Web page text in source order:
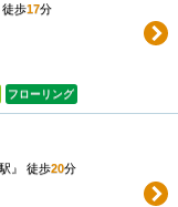
歩17分
フローリング
』 徒歩20分